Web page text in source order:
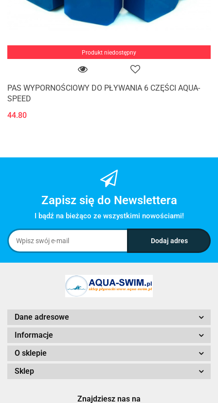
Produkt niedostępny
PAS WYPORNOŚCIOWY DO PŁYWANIA 6 CZĘŚCI AQUA-
SPEED
44.80
Zapisz się do Newslettera
I bądź na bieżąco ze wszystkimi nowościami!
Dane adresowe
Informacje
O sklepie
Sklep
Znajdziesz nas na